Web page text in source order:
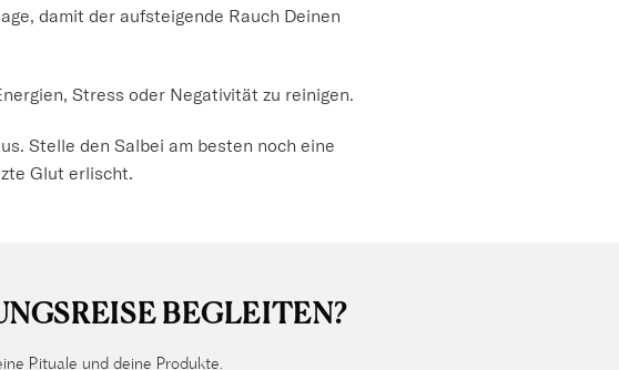
damit der aufsteigende Rauch Deinen
Stress oder Negativität zu reinigen.
Stelle den Salbei am besten noch eine
Glut erlischt.
BEGLEITEN?
Rituale und deine Produkte.